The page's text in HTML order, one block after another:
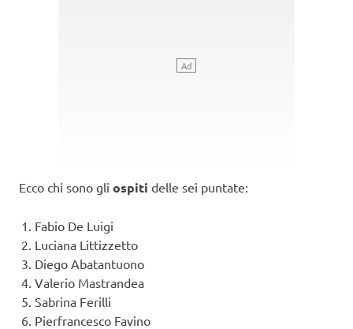
Ecco chi sono gli ospiti delle sei puntate:
Fabio De Luigi
Luciana Littizzetto
Diego Abatantuono
Valerio Mastrandea
Sabrina Ferilli
Pierfrancesco Favino